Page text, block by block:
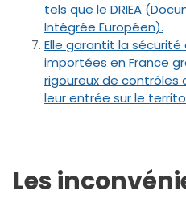
tels que le DRIEA
Intégrée Européen).
Elle garantit la
importées en France
rigoureux de
leur entrée sur le
Les